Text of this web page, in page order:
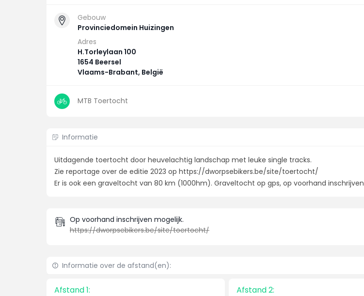
Gebouw
Provinciedomein Huizingen
Adres
H.Torleylaan 100
1654 Beersel
Vlaams-Brabant, België
MTB Toertocht
Informatie
Uitdagende toertocht door heuvelachtig landschap met leuke single tracks.
Zie reportage over de editie 2023 op https://dworpsebikers.be/site/toertocht/
Er is ook een graveltocht van 80 km (1000hm). Graveltocht op gps, op voorhand inschrijven
Op voorhand inschrijven mogelijk.
https://dworpsebikers.be/site/toertocht/
Informatie over de afstand(en):
Afstand 1: Afstand 2: